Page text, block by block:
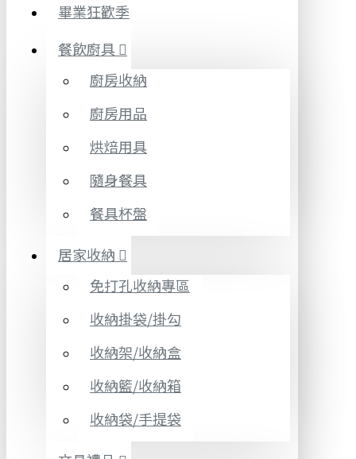
畢業狂歡季
餐飲廚具
廚房收納
廚房用品
烘焙用具
隨身餐具
餐具杯盤
居家收納
免打孔收納專區
收納掛袋/掛勾
收納架/收納盒
收納籃/收納箱
收納袋/手提袋